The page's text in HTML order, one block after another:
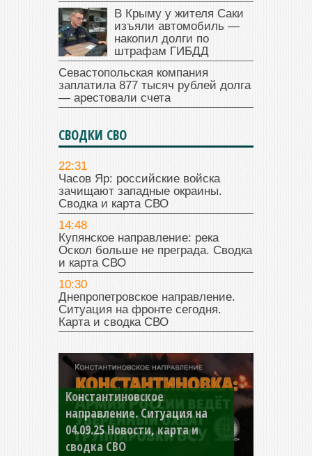
В Крыму у жителя Саки
изъяли автомобиль —
накопил долги по
штрафам ГИБДД
Севастопольская компания
заплатила 877 тысяч рублей долга
— арестовали счета
СВОДКИ СВО
22:31
Часов Яр: российские войска
зачищают западные окраины.
Сводка и карта СВО
14:48
Купянское направление: река
Оскол больше не преграда. Сводка
и карта СВО
10:30
Днепропетровское направление.
Ситуация на фронте сегодня.
Карта и сводка СВО
Константиновское
направление. Ситуация на
04.09.25 Новости, карта и
сводка СВО